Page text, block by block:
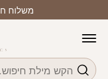
משלוח
חיפוש